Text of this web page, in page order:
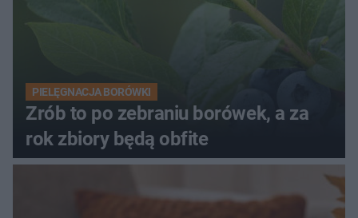
PIELĘGNACJA BORÓWKI
Zrób to po zebraniu borówek, a za
rok zbiory będą obfite